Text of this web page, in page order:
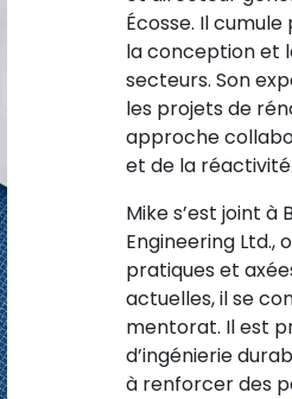
Écosse. Il
la conception et
secteurs. Son
les projets de
approche
et de la réactivité.
Mike s’est joint à
Engineering Ltd.,
pratiques et
actuelles, il se
mentorat. Il est
d’ingénierie
à renforcer des